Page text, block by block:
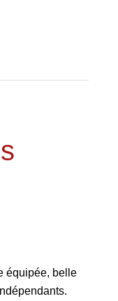
équipée, belle